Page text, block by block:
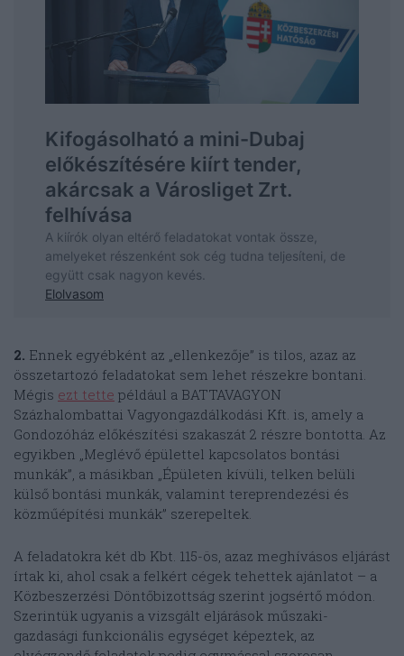
2. Ennek egyébként az „ellenkezője” is tilos, azaz az
összetartozó feladatokat sem lehet részekre bontani.
Mégis ezt tette például a BATTAVAGYON
Százhalombattai Vagyongazdálkodási Kft. is, amely a
Gondozóház előkészítési szakaszát 2 részre bontotta. Az
egyikben „Meglévő épülettel kapcsolatos bontási
munkák”, a másikban „Épületen kívüli, telken belüli
külső bontási munkák, valamint tereprendezési és
közműépítési munkák” szerepeltek.
A feladatokra két db Kbt. 115-ös, azaz meghívásos eljárást
írtak ki, ahol csak a felkért cégek tehettek ajánlatot – a
Közbeszerzési Döntőbizottság szerint jogsértő módon.
Szerintük ugyanis a vizsgált eljárások műszaki-
gazdasági funkcionális egységet képeztek, az